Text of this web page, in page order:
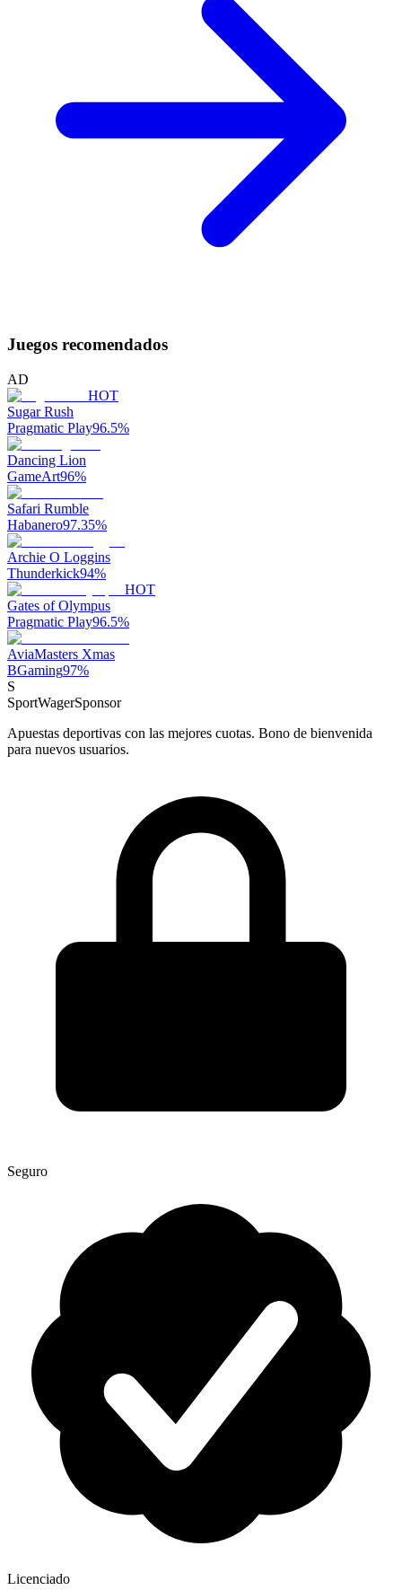
Juegos recomendados
AD
HOT
Sugar Rush
Pragmatic Play96.5%
Dancing Lion
GameArt96%
Safari Rumble
Habanero97.35%
Archie O Loggins
Thunderkick94%
HOT
Gates of Olympus
Pragmatic Play96.5%
AviaMasters Xmas
BGaming97%
S
SportWagerSponsor
Apuestas deportivas con las mejores cuotas. Bono de bienvenida
para nuevos usuarios.
Seguro
Licenciado